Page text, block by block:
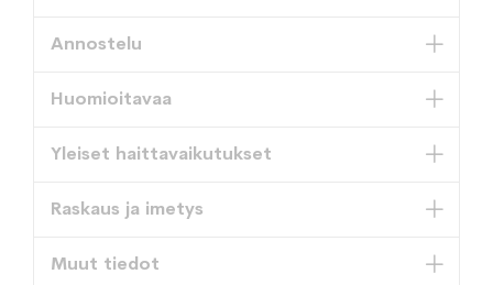
Annostelu
Huomioitavaa
Yleiset haittavaikutukset
Raskaus ja imetys
Muut tiedot